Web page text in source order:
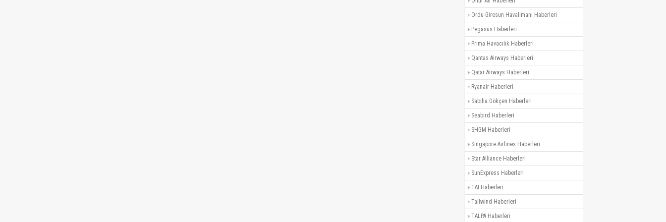
» Ordu-Giresun Havalimanı Haberleri
» Pegasus Haberleri
» Prima Havacılık Haberleri
» Qantas Airways Haberleri
» Qatar Airways Haberleri
» Ryanair Haberleri
» Sabiha Gökçen Haberleri
» Seabird Haberleri
» SHGM Haberleri
» Singapore Airlines Haberleri
» Star Alliance Haberleri
» SunExpress Haberleri
» TAI Haberleri
» Tailwind Haberleri
» TALPA Haberleri